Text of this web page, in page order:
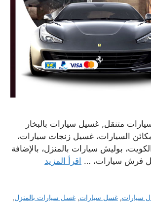
متنقل, غسيل سيارات بالبخار
السيارات، غسيل زنجات سيارات،
بوليش سيارات بالمنزل، بالإضافة
فرش سيارات، … اقرأ المزيد
سيارات,غسل سيارات,غسل سيارات بالمنزل,